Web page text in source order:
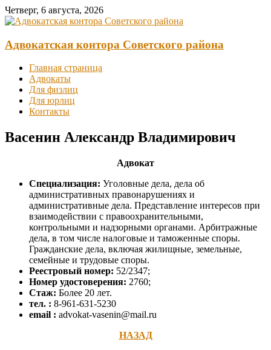
Перейти
к
Четверг, 6 августа, 2026
Адвокатская контора Советского района
Главная страница
Адвокаты
Для физлиц
Для юрлиц
Контакты
Васенин Александр Владимирович
Адвокат
Специализация: Уголовные дела, дела об
административных правонарушениях и
административные дела. Представление интересов при
взаимодействии с правоохранительными,
контрольными и надзорными органами. Арбитражные
дела, в том числе налоговые и таможенные споры.
Гражданские дела, включая жилищные, земельные,
семейные и трудовые споры.
Реестровый номер: 52/2347;
Номер удостоверения: 2760;
Стаж: Более 20 лет.
тел. : 8-961-631-5230
email : advokat-vasenin@mail.ru
НАЗАД